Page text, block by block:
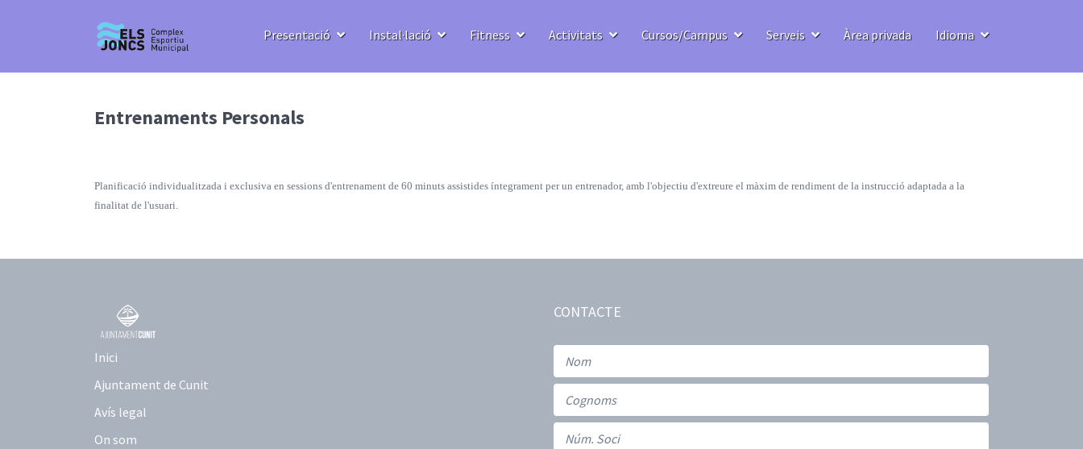
Presentació Instal·lació Fitness Activitats Cursos/Campus Serveis Àrea privada Idioma
Entrenaments Personals
Planificació individualitzada i exclusiva en sessions d'entrenament de 60 minuts assistides íntegrament per un entrenador, amb l'objectiu d'extreure el màxim de rendiment de la instrucció adaptada a la
finalitat de l'usuari.
Inici
Ajuntament de Cunit
Avís legal
On som
CONTACTE